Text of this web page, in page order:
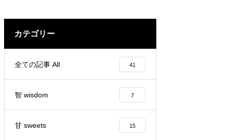
カテゴリー
全ての記事 All 41
智 wisdom 7
甘 sweets 15